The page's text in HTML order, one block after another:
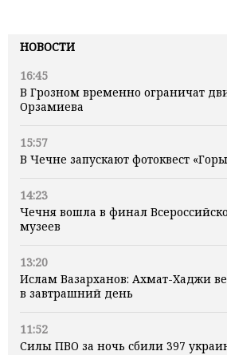
НОВОСТИ
16:45
В Грозном временно ограничат
Орзамиева
15:57
В Чечне запускают фотоквест
14:23
Чечня вошла в финал
музеев
13:20
Ислам Вазарханов: Ахмат-Хаджи
в завтрашний день
11:52
Силы ПВО за ночь сбили 397